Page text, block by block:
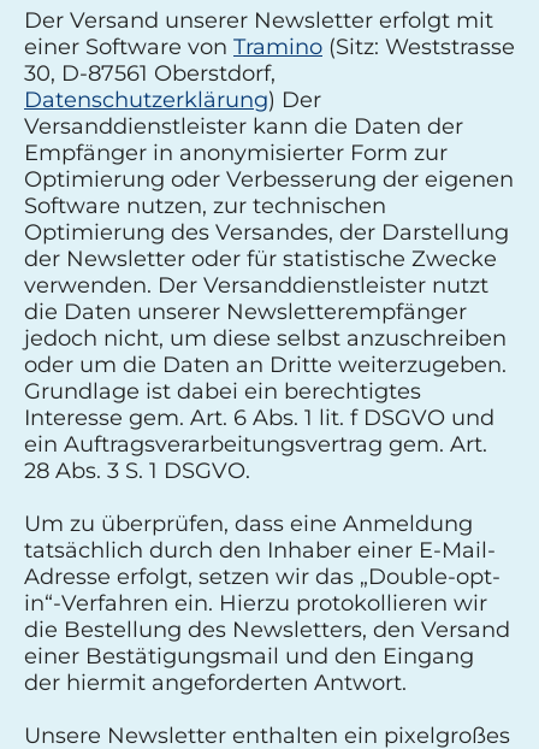
Der Versand unserer Newsletter erfolgt mit
einer Software von Tramino (Sitz: Weststrasse
30, D-87561 Oberstdorf,
Datenschutzerklärung) Der
Versanddienstleister kann die Daten der
Empfänger in anonymisierter Form zur
Optimierung oder Verbesserung der eigenen
Software nutzen, zur technischen
Optimierung des Versandes, der Darstellung
der Newsletter oder für statistische Zwecke
verwenden. Der Versanddienstleister nutzt
die Daten unserer Newsletterempfänger
jedoch nicht, um diese selbst anzuschreiben
oder um die Daten an Dritte weiterzugeben.
Grundlage ist dabei ein berechtigtes
Interesse gem. Art. 6 Abs. 1 lit. f DSGVO und
ein Auftragsverarbeitungsvertrag gem. Art.
28 Abs. 3 S. 1 DSGVO.
Um zu überprüfen, dass eine Anmeldung
tatsächlich durch den Inhaber einer E-Mail-
Adresse erfolgt, setzen wir das „Double-opt-
in“-Verfahren ein. Hierzu protokollieren wir
die Bestellung des Newsletters, den Versand
einer Bestätigungsmail und den Eingang
der hiermit angeforderten Antwort.
Unsere Newsletter enthalten ein pixelgroßes